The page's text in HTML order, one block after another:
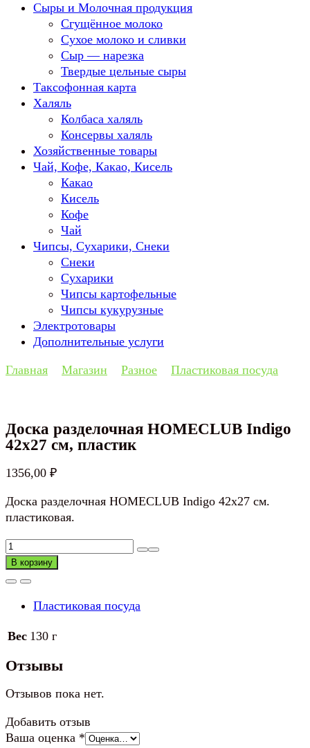
Сыры и Молочная продукция
Сгущённое молоко
Сухое молоко и сливки
Сыр — нарезка
Твердые цельные сыры
Таксофонная карта
Халяль
Колбаса халяль
Консервы халяль
Хозяйственные товары
Чай, Кофе, Какао, Кисель
Какао
Кисель
Кофе
Чай
Чипсы, Сухарики, Снеки
Снеки
Сухарики
Чипсы картофельные
Чипсы кукурузные
Электротовары
Дополнительные услуги
Главная Магазин Разное Пластиковая посуда
Доска разделочная HOMECLUB Indigo
42х27 см, пластик
1356,00 ₽
Доска разделочная HOMECLUB Indigo 42х27 см.
пластиковая.
Количество
товара
Доска
HOMECLUB
42х27
пластик
В корзину
Пластиковая посуда
Вес 130 г
Отзывы
Отзывов пока нет.
Добавить отзыв
Ваша оценка *